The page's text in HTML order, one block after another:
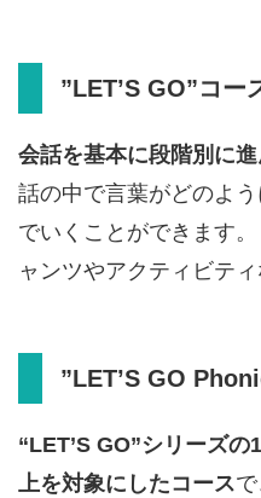
”LET’S GO”コー
会話を基本に段階別に
話の中で言葉がどのよ
でいくことができます
ャンツやアクティビティ
”LET’S GO
“LET’S GO”シリーズ
上を対象にしたコース